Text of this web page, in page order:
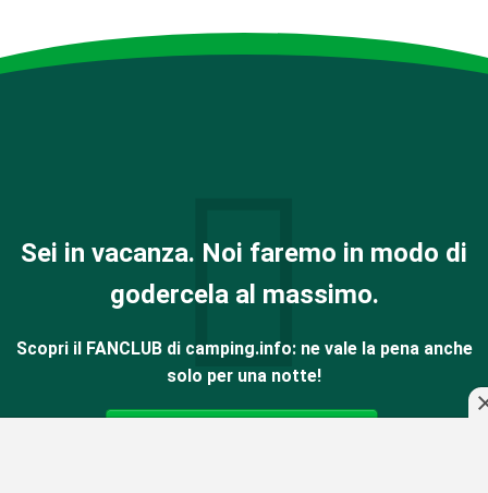
Sei in vacanza. Noi faremo in modo di
godercela al massimo.
Scopri il FANCLUB di camping.info: ne vale la pena anche
solo per una notte!